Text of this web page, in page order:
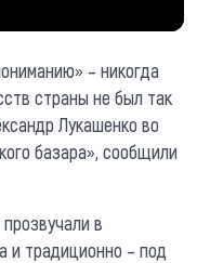
– никогда
страны не был так
Лукашенко во
базара», сообщили
в
и традиционно – под